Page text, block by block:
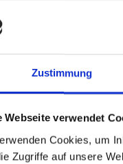
Zustimmung
Webseite verwendet
Cookies, um
Zugriffe auf unsere
Lage
OBJEKTNUMMER